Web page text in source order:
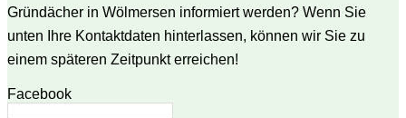
Gründächer in Wölmersen informiert werden? Wenn Sie
unten Ihre Kontaktdaten hinterlassen, können wir Sie zu
einem späteren Zeitpunkt erreichen!
Facebook